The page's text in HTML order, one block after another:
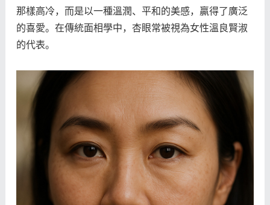
那樣高冷，而是以一種溫潤、平和的美感，贏得了廣泛
的喜愛。在傳統面相學中，杏眼常被視為女性溫良賢淑
的代表。